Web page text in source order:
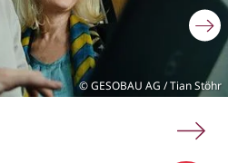
GESOBAU AG / Tian Stöhr